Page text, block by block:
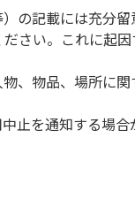
の記載には充分
さい。これに起
、物品、場所に
止を通知する場